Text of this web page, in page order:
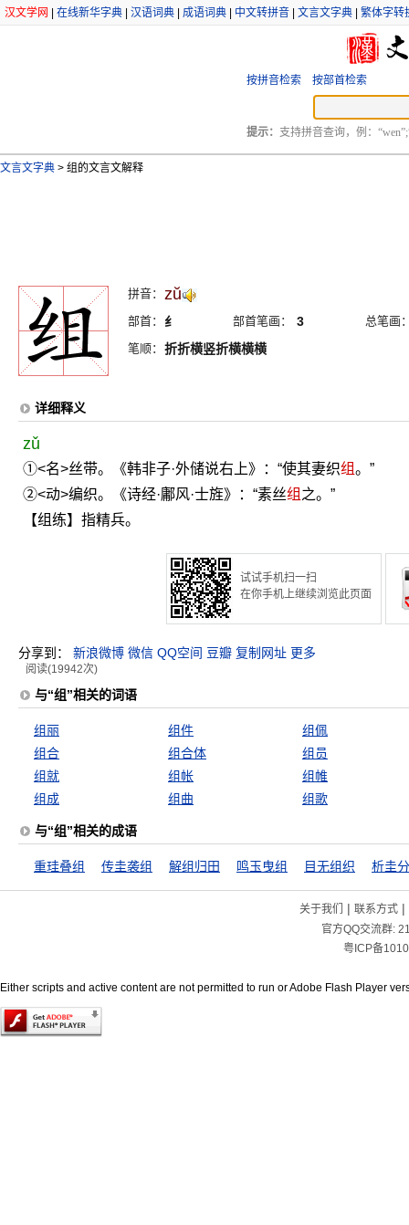
汉文学网 在线新华字典 汉语词典 成语词典 中文转拼音 文言文字典 繁体字转
按拼音检索 按部首检索
提示： 支持拼音查询，例：
文言文字典 > 组的文言文解释
拼音： zŭ
部首： 纟 部首笔画： 3
总笔画
笔顺： 折折横竖折横横横
详细释义
zǔ
①<名>丝带。《韩非子·外储说右上》：“使其妻织组。”
②<动>编织。《诗经·鄘风·士旌》：“素丝组 之。”
【组练】指精兵。
试试手机扫一扫
在你手机上继续浏览此页面
分享到： 新浪微博 微信 QQ空间 豆瓣 复制网址 更多
阅读(19942次)
与“组”相关的词语
组丽 组件
组佩
组合
组合体
组员
组就
组帐
组帷
组成
组曲 组歌
与“组”相关的成语
重珪叠组 传圭袭组 解组归田 鸣玉曳组 目无组织 析圭
关于我们 | 联系方式|
官方QQ交流群:
粤ICP备
Either scripts and active content are not permitted to run or Adobe Flash Player